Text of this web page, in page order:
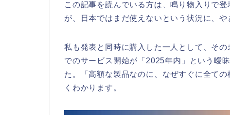
この記事を読んでいる方は、鳴り物入りで
が、日本ではまだ使えないという状況に、
私も発表と同時に購入した一人として、そ
でのサービス開始が「2025年内」という曖
た。「高額な製品なのに、なぜすぐに全て
くわかります。